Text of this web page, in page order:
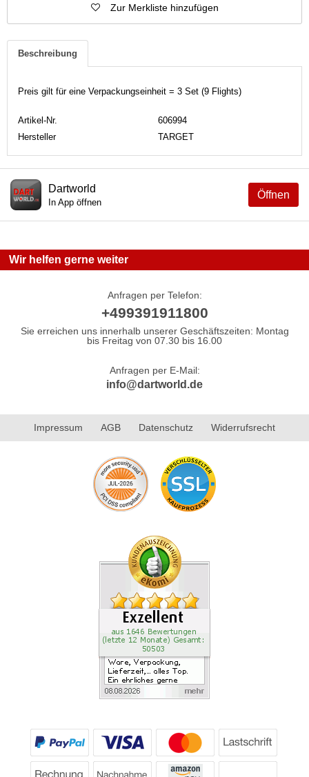
Zur Merkliste hinzufügen
Beschreibung
Preis gilt für eine Verpackungseinheit = 3 Set (9 Flights)
Artikel-Nr.
606994
Hersteller
TARGET
Öffnen
Dartworld
In App öffnen
Wir helfen gerne weiter
Anfragen per Telefon:
+499391911800
Sie erreichen uns innerhalb unserer Geschäftszeiten: Montag
bis Freitag von 07.30 bis 16.00
Anfragen per E-Mail:
info@dartworld.de
Impressum AGB Datenschutz Widerrufsrecht